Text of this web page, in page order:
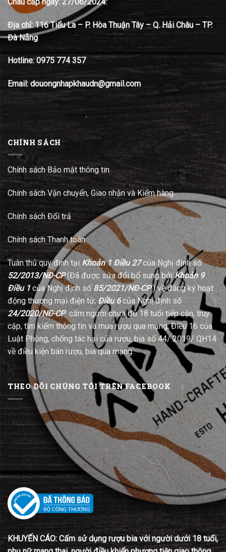
Địa chỉ: 116 Tiểu La – P. Hòa Thuận Tây – Q. Hải Châu – TP.
Đà Nẵng
Hotline: 0975 774 357
Email: douongnhapkhaudn@gmail.com
CHÍNH SÁCH
Chính sách Bảo mật thông tin
Chính sách Vận chuyển, Giao nhận và Kiểm hàng
Chính sách Đổi trả
Chính sách Thanh toán
Tuân thủ quy định tại Khoản 1 Điều 27của Nghị định số
52/2013/NĐ-CP(Đã được sửa đổi bổ sung bởi Khoản 9
Điều 1của Nghị định số 85/2021/NĐ-CP) về đăng ký hoạt
động thương mại điện tử; Điều 6của Nghị định số
24/2020/NĐ-CPcấm người chưa đủ 18 tuổi tiếp cận, truy
cập, tìm kiếm thông tin và mua rượu qua mạng; Điều 16 của
Luật Phòng, chống tác hại của rượu, bia số 44/ 2019/ QH14
về điều kiện bán rượu, bia qua mạng.
THEO DÕI CHÚNG TÔI TRÊN FACEBOOK
KHUYẾN CÁO: Cấm sử dụng rượu bia với người dưới 18 tuổi,